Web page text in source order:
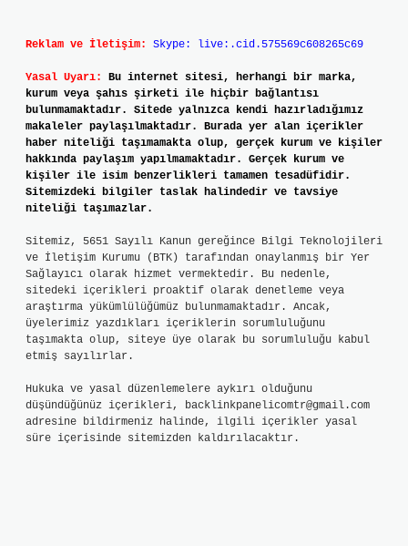
Reklam ve İletişim: Skype: live:.cid.575569c608265c69
Yasal Uyarı:
Bu internet sitesi, herhangi bir marka,
kurum veya şahıs şirketi ile hiçbir bağlantısı
bulunmamaktadır. Sitede yalnızca kendi hazırladığımız
makaleler paylaşılmaktadır. Burada yer alan içerikler
haber niteliği taşımamakta olup, gerçek kurum ve kişiler
hakkında paylaşım yapılmamaktadır. Gerçek kurum ve
kişiler ile isim benzerlikleri tamamen tesadüfidir.
Sitemizdeki bilgiler taslak halindedir ve tavsiye
niteliği taşımazlar.
Sitemiz, 5651 Sayılı Kanun gereğince Bilgi Teknolojileri
ve İletişim Kurumu (BTK) tarafından onaylanmış bir Yer
Sağlayıcı olarak hizmet vermektedir. Bu nedenle,
sitedeki içerikleri proaktif olarak denetleme veya
araştırma yükümlülüğümüz bulunmamaktadır. Ancak,
üyelerimiz yazdıkları içeriklerin sorumluluğunu
taşımakta olup, siteye üye olarak bu sorumluluğu kabul
etmiş sayılırlar.
Hukuka ve yasal düzenlemelere aykırı olduğunu
düşündüğünüz içerikleri, backlinkpanelicomtr@gmail.com
adresine bildirmeniz halinde, ilgili içerikler yasal
süre içerisinde sitemizden kaldırılacaktır.